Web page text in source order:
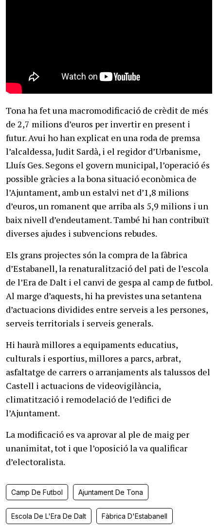
Tona ha fet una macromodificació de crèdit de més
de 2,7 milions d’euros per invertir en present i
futur. Avui ho han explicat en una roda de premsa
l’alcaldessa, Judit Sardà, i el regidor d’Urbanisme,
Lluís Ges. Segons el govern municipal, l’operació és
possible gràcies a la bona situació econòmica de
l’Ajuntament, amb un estalvi net d’1,8 milions
d’euros, un romanent que arriba als 5,9 milions i un
baix nivell d’endeutament. També hi han contribuït
diverses ajudes i subvencions rebudes.
Els grans projectes són la compra de la fàbrica
d’Estabanell, la renaturalització del pati de l’escola
de l’Era de Dalt i el canvi de gespa al camp de futbol.
Al marge d’aquests, hi ha previstes una setantena
d’actuacions dividides entre serveis a les persones,
serveis territorials i serveis generals.
Hi haurà millores a equipaments educatius,
culturals i esportius, millores a parcs, arbrat,
asfaltatge de carrers o arranjaments als talussos del
Castell i actuacions de videovigilància,
climatització i remodelació de l’edifici de
l’Ajuntament.
La modificació es va aprovar al ple de maig per
unanimitat, tot i que l’oposició la va qualificar
d’electoralista.
Camp De Futbol Ajuntament De Tona
Escola De L'Era De Dalt Fàbrica D'Estabanell